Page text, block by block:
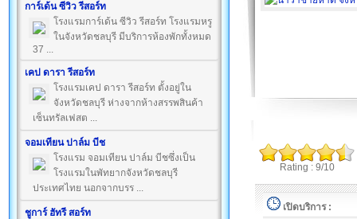
การ์เด้น ซีวิว รีสอร์ท
โรงแรมการ์เด้น ซีวิว รีสอร์ท โรงแรมหรู
ในจังหวัดชลบุรี มีบริการห้องพักทั้งหมด
37 ...
เคป ดารา รีสอร์ท
โรงแรมเคป ดารา รีสอร์ท ตั้งอยู่ใน
จังหวัดชลบุรี ห่างจากห้างสรรพสินค้า
เซ็นทรัลเฟสต ...
จอมเทียน ปาล์ม บีช
โรงแรม จอมเทียน ปาล์ม บีชซึ่งเป็น
โรงแรมในพัทยากจังหวัดชลบุรี
ประเทศไทย นอกจากบรร ...
ชูการ์ ฮัทรี สอร์ท
Rating : 9/10
เปิดบริการ :